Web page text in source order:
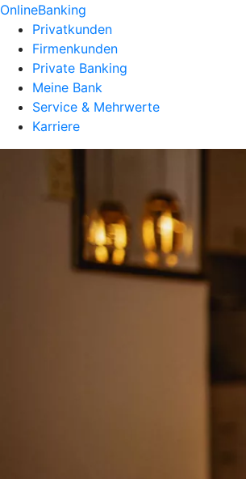
OnlineBanking
Privatkunden
Firmenkunden
Private Banking
Meine Bank
Service & Mehrwerte
Karriere